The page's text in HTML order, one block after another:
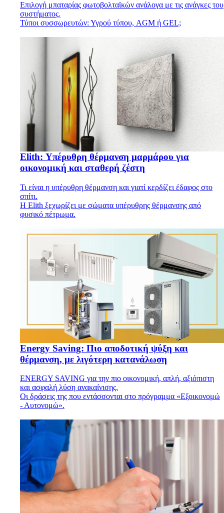
Επιλογή μπαταρίας φωτοβολταϊκών ανάλογα με τις ανάγκες του
συστήματος.
Τύποι συσσωρευτών: Υγρού τύπου, AGM ή GEL;
Elith: Υπέρυθρη θέρμανση μαρμάρου για
οικονομική και σταθερή ζέστη
Τι είναι η υπέρυθρη θέρμανση και γιατί κερδίζει έδαφος στο
σπίτι.
Η Elith ξεχωρίζει με σώματα υπέρυθρης θέρμανσης από
φυσικό πέτρωμα.
Energy Saving: Πιο αποδοτική ψύξη και
θέρμανση, με λιγότερη κατανάλωση
ENERGY SAVING για την πιο οικονομική, απλή, αξιόπιστη
και ασφαλή λύση ανακαίνισης.
Οι δράσεις της που εντάσσονται στο πρόγραμμα «Εξοικονομώ
- Αυτονομώ».